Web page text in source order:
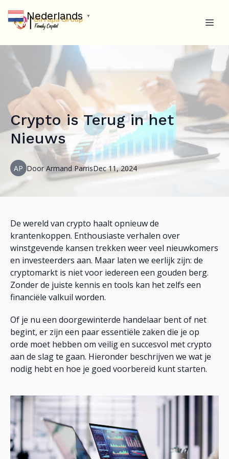
Crypto is Terug in het
Nieuws
AP Dec 11, 2024
Door Armand Parris
De wereld van crypto haalt opnieuw de
krantenkoppen. Enthousiaste verhalen over
winstgevende kansen trekken weer veel nieuwkomers
en investeerders aan. Maar laten we eerlijk zijn: de
cryptomarkt is niet voor iedereen een gouden berg.
Zonder de juiste kennis en tools kan het zelfs een
financiële valkuil worden.
Of je nu een doorgewinterde handelaar bent of net
begint, er zijn een paar essentiële zaken die je op
orde moet hebben om veilig en succesvol met crypto
aan de slag te gaan. Hieronder beschrijven we wat je
nodig hebt en hoe je goed voorbereid kunt starten.
Nederlands ▼